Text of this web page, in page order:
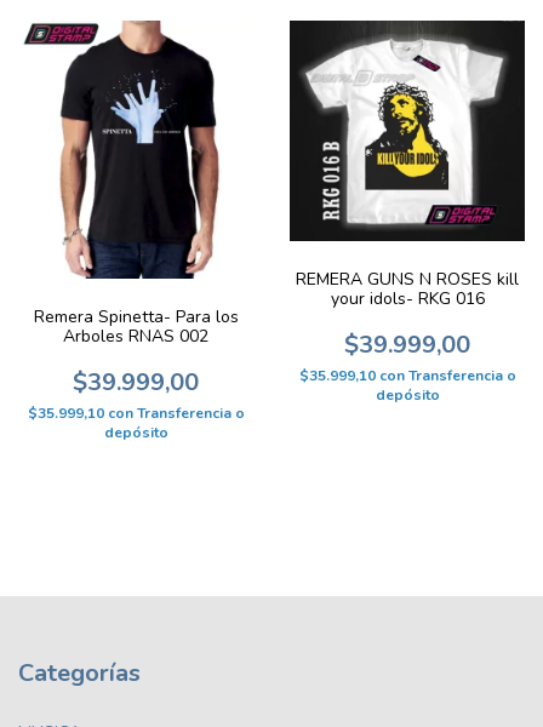
Remera Spinetta- Para los
Arboles RNAS 002
$39.999,00
$35.999,10 con Transferencia o
depósito
REMERA GUNS N ROSES kill
your idols- RKG 016
$39.999,00
$35.999,10 con Transferencia o
depósito
Categorías